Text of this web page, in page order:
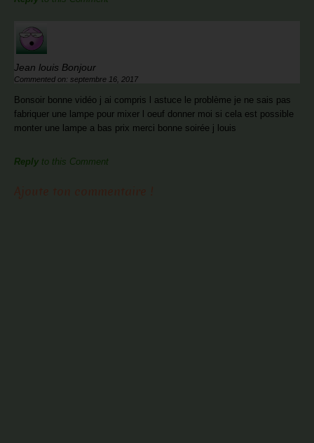
Jean louis Bonjour
Commented on: septembre 16, 2017
Bonsoir bonne vidéo j ai compris l astuce le problème je ne sais pas
fabriquer une lampe pour mixer l oeuf donner moi si cela est possible
monter une lampe a bas prix merci bonne soirée j louis
Reply to this Comment